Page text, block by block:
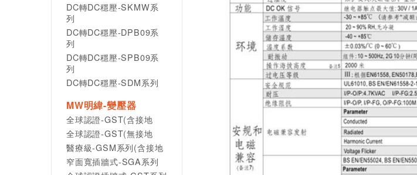
DC轉DC穩壓-SKMW系
列
DC轉DC穩壓-DPB09系
列
DC轉DC穩壓-SPB09系
列
DC轉DC穩壓-SDM系列
MW明緯-變壓器
全球認證-GST(含接地
全球認證-GST(無接地
醫療級-GSM系列(含接地
窄面寬插牆式-SGA系列